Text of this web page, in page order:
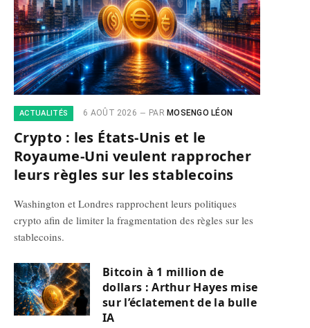
ACTUALITÉS 6 AOÛT 2026 PAR MOSENGO LÉON
Crypto : les États-Unis et le
Royaume-Uni veulent rapprocher
leurs règles sur les stablecoins
Washington et Londres rapprochent leurs politiques
crypto afin de limiter la fragmentation des règles sur les
stablecoins.
Bitcoin à 1 million de
dollars : Arthur Hayes mise
sur l’éclatement de la bulle
IA